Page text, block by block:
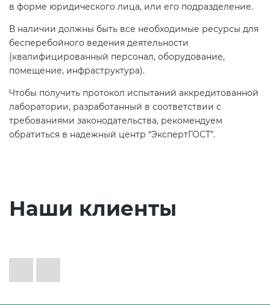
в форме юридического лица, или его подразделение.
В наличии должны быть все необходимые ресурсы для
бесперебойного ведения деятельности
(квалифицированный персонал, оборудование,
помещение, инфраструктура).
Чтобы получить протокол испытаний аккредитованной
лаборатории, разработанный в соответствии с
требованиями законодательства, рекомендуем
обратиться в надежный центр “ЭкспертГОСТ”.
Наши клиенты